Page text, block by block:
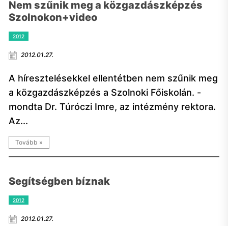
Nem szűnik meg a közgazdászképzés
Szolnokon+video
2012
2012.01.27.
A híresztelésekkel ellentétben nem szűnik meg
a közgazdászképzés a Szolnoki Főiskolán. -
mondta Dr. Túróczi Imre, az intézmény rektora.
Az...
Tovább »
Segítségben bíznak
2012
2012.01.27.